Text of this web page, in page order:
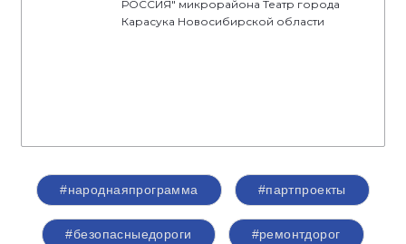
РОССИЯ" микрорайона Театр города
Карасука Новосибирской области
#народнаяпрограмма #партпроекты
#безопасныедороги #ремонтдорог